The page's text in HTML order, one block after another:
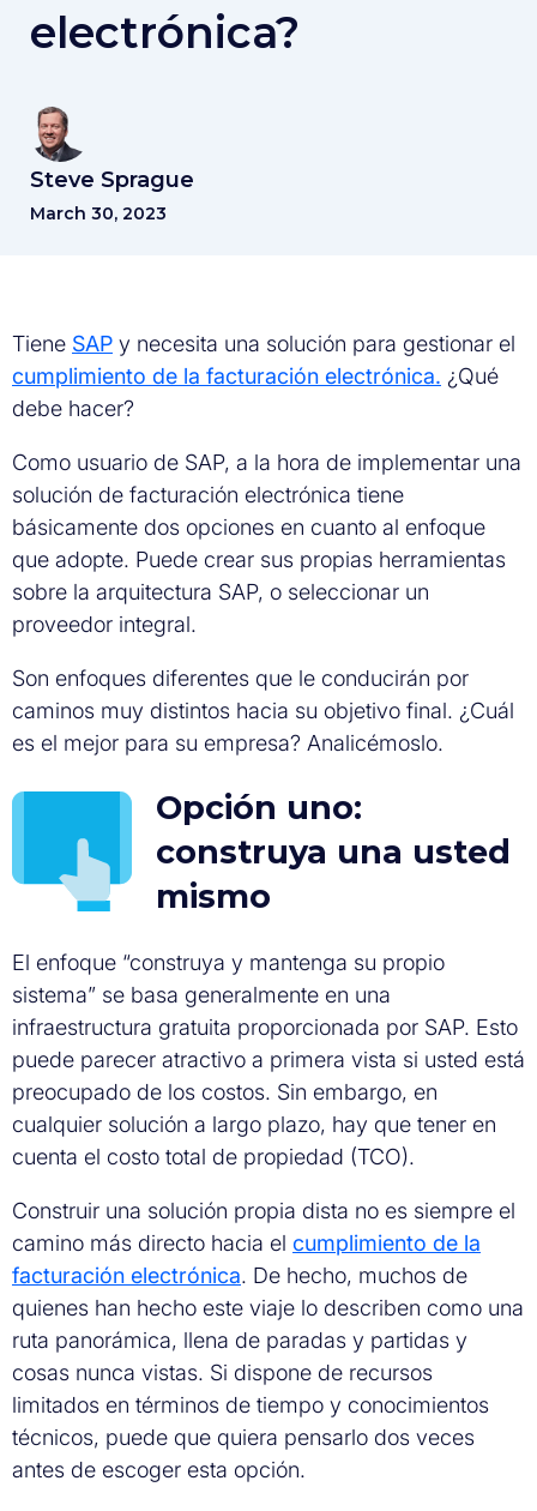
electrónica?
Steve Sprague
March 30, 2023
Tiene SAP y necesita una solución para gestionar el
cumplimiento de la facturación electrónica. ¿Qué
debe hacer?
Como usuario de SAP, a la hora de implementar una
solución de facturación electrónica tiene
básicamente dos opciones en cuanto al enfoque
que adopte. Puede crear sus propias herramientas
sobre la arquitectura SAP, o seleccionar un
proveedor integral.
Son enfoques diferentes que le conducirán por
caminos muy distintos hacia su objetivo final. ¿Cuál
es el mejor para su empresa? Analicémoslo.
Opción uno:
construya una usted
mismo
El enfoque “construya y mantenga su propio
sistema” se basa generalmente en una
infraestructura gratuita proporcionada por SAP. Esto
puede parecer atractivo a primera vista si usted está
preocupado de los costos. Sin embargo, en
cualquier solución a largo plazo, hay que tener en
cuenta el costo total de propiedad (TCO).
Construir una solución propia dista no es siempre el
camino más directo hacia el cumplimiento de la
facturación electrónica. De hecho, muchos de
quienes han hecho este viaje lo describen como una
ruta panorámica, llena de paradas y partidas y
cosas nunca vistas. Si dispone de recursos
limitados en términos de tiempo y conocimientos
técnicos, puede que quiera pensarlo dos veces
antes de escoger esta opción.